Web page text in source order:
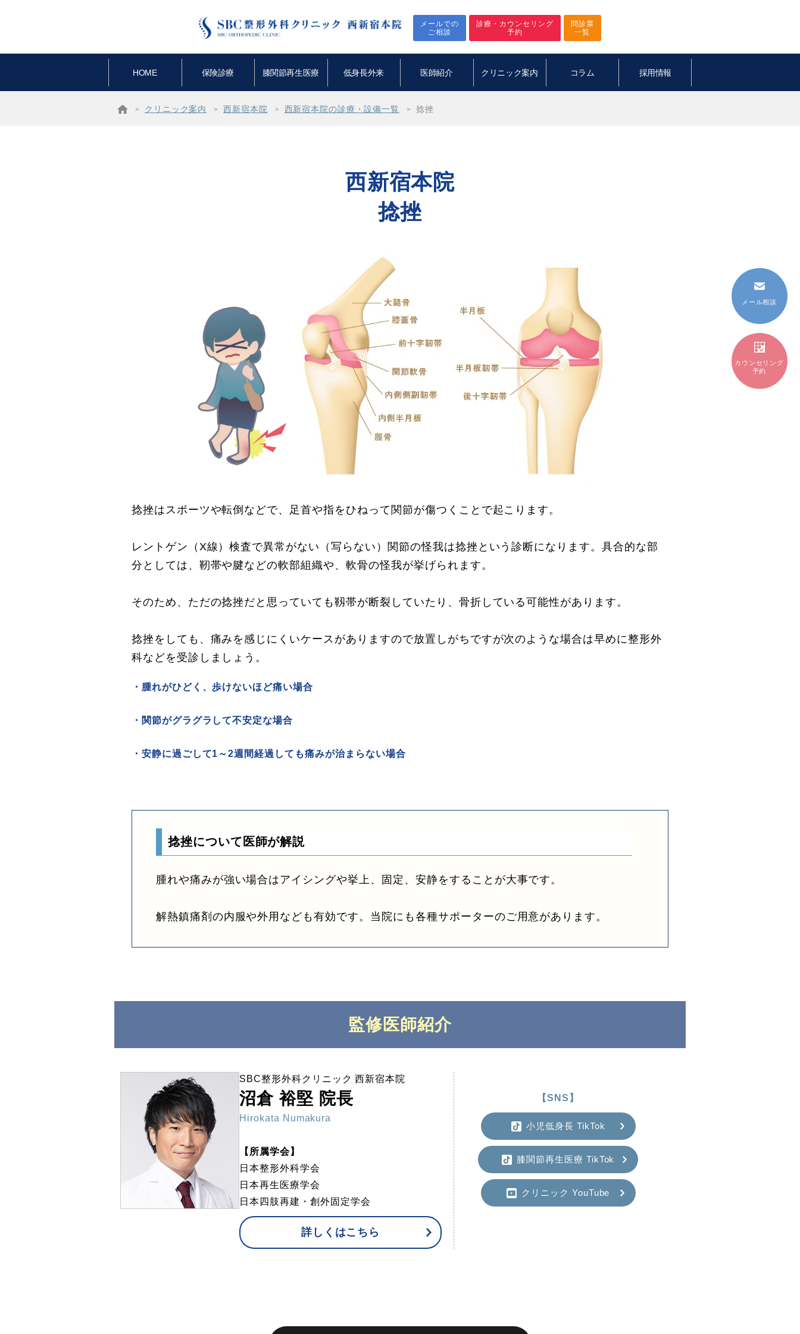
メールでの
ご相談
診療・カウンセリング
予約
問診票
一覧
HOME 保険診療 膝関節再生医療 低身長外来 医師紹介 クリニック案内 コラム 採用情報
クリニック案内 西新宿本院 西新宿本院の診療・設備一覧 捻挫
西新宿本院
捻挫
捻挫はスポーツや転倒などで、足首や指をひねって関節が傷つくことで起こります。
レントゲン（X線）検査で異常がない（写らない）関節の怪我は捻挫という診断になります。具合的な部
分としては、靭帯や腱などの軟部組織や、軟骨の怪我が挙げられます。
そのため、ただの捻挫だと思っていても靱帯が断裂していたり、骨折している可能性があります。
捻挫をしても、痛みを感じにくいケースがありますので放置しがちですが次のような場合は早めに整形外
科などを受診しましょう。
・腫れがひどく、歩けないほど痛い場合
・関節がグラグラして不安定な場合
・安静に過ごして1～2週間経過しても痛みが治まらない場合
捻挫について医師が解説
腫れや痛みが強い場合はアイシングや挙上、固定、安静をすることが大事です。
解熱鎮痛剤の内服や外用なども有効です。当院にも各種サポーターのご用意があります。
監修医師紹介
SBC整形外科クリニック 西新宿本院
沼倉 裕堅 院長
Hirokata Numakura
【所属学会】
日本整形外科学会
日本再生医療学会
日本四肢再建・創外固定学会
詳しくはこちら
【SNS】
小児低身長 TikTok
膝関節再生医療 TikTok
クリニック YouTube
メール相談
カウンセリング
予約